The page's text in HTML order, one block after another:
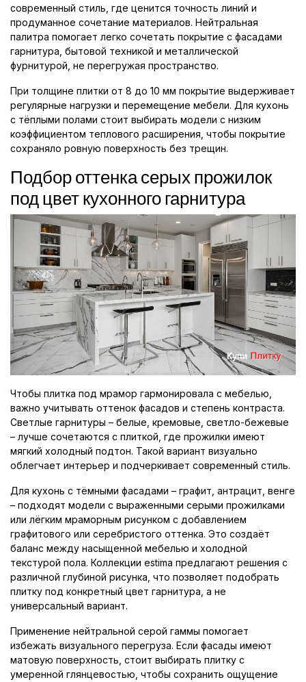
современный стиль, где ценится точность линий и
продуманное сочетание материалов. Нейтральная
палитра помогает легко сочетать покрытие с фасадами
гарнитура, бытовой техникой и металлической
фурнитурой, не перегружая пространство.
При толщине плитки от 8 до 10 мм покрытие выдерживает
регулярные нагрузки и перемещение мебели. Для кухонь
с тёплыми полами стоит выбирать модели с низким
коэффициентом теплового расширения, чтобы покрытие
сохраняло ровную поверхность без трещин.
Подбор оттенка серых прожилок
под цвет кухонного гарнитура
Чтобы плитка под мрамор гармонировала с мебелью,
важно учитывать оттенок фасадов и степень контраста.
Светлые гарнитуры – белые, кремовые, светло-бежевые
– лучше сочетаются с плиткой, где прожилки имеют
мягкий холодный подтон. Такой вариант визуально
облегчает интерьер и подчеркивает современный стиль.
Для кухонь с тёмными фасадами – графит, антрацит, венге
– подходят модели с выраженными серыми прожилками
или лёгким мраморным рисунком с добавлением
графитового или серебристого оттенка. Это создаёт
баланс между насыщенной мебелью и холодной
текстурой пола. Коллекции estima предлагают решения с
различной глубиной рисунка, что позволяет подобрать
плитку под конкретный цвет гарнитура, а не
универсальный вариант.
Применение нейтральной серой гаммы помогает
избежать визуального перегруза. Если фасады имеют
матовую поверхность, стоит выбирать плитку с
умеренной глянцевостью, чтобы сохранить ощущение